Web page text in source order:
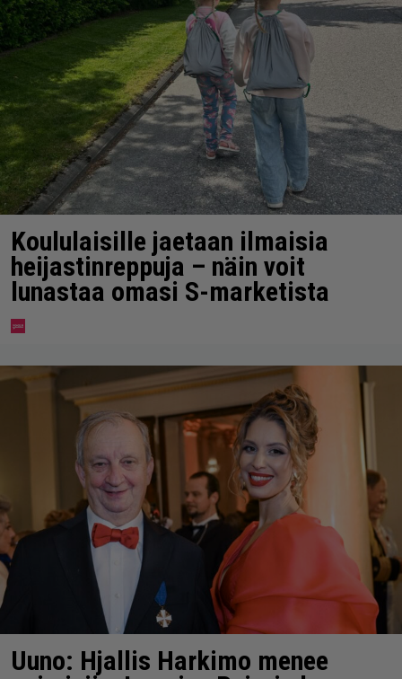
Koululaisille jaetaan ilmaisia
heijastinreppuja – näin voit
lunastaa omasi S-marketista
Uuno: Hjallis Harkimo menee